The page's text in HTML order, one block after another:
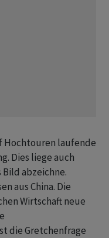
laufende
Dies liege auch
abzeichne.
aus China. Die
Wirtschaft neue
die Gretchenfrage